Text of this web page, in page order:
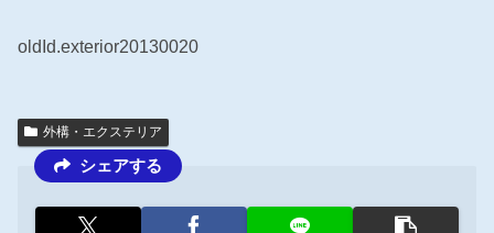
oldId.exterior20130020
外構・エクステリア
シェアする